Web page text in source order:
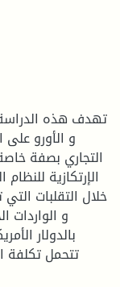
تهدف هذه الدراسة
و الأورو على
التجاري بصفة
الإرتكازية
خلال التقلبات
و الواردات
بالدولار
تتحمل تكلفة